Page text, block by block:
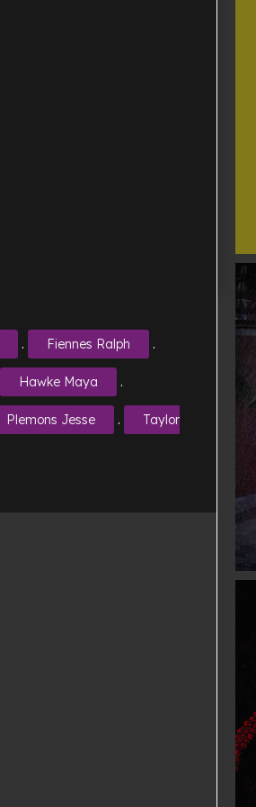
. Fiennes Ralph .
Hawke Maya .
Plemons Jesse . Taylor